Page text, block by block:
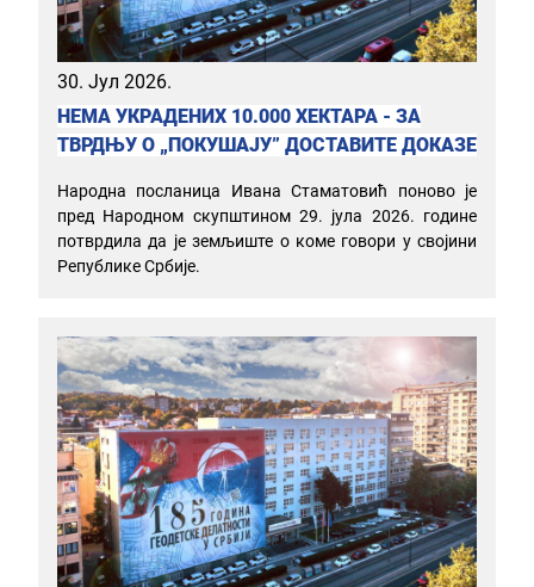
30. Јул 2026.
НЕМА УКРАДЕНИХ 10.000 ХЕКТАРА - ЗА
ТВРДЊУ О „ПОКУШАЈУ” ДОСТАВИТЕ ДОКАЗЕ
Народна посланица Ивана Стаматовић поново је
пред Народном скупштином 29. јула 2026. године
потврдила да је земљиште о коме говори у својини
Републике Србије.